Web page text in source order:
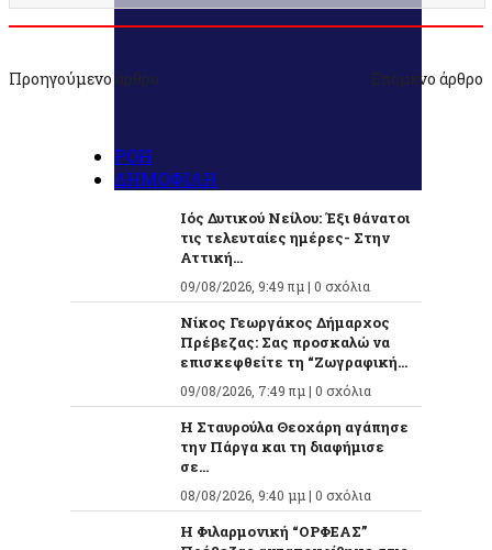
Προηγούμενο άρθρο Επόμενο άρθρο
ΡΟΗ
ΔΗΜΟΦΙΛΗ
Ιός Δυτικού Νείλου: Έξι θάνατοι
τις τελευταίες ημέρες- Στην
Αττική...
09/08/2026, 9:49 πμ | 0 σχόλια
Νίκος Γεωργάκος Δήμαρχος
Πρέβεζας: Σας προσκαλώ να
επισκεφθείτε τη “Ζωγραφική...
09/08/2026, 7:49 πμ | 0 σχόλια
Η Σταυρούλα Θεοχάρη αγάπησε
την Πάργα και τη διαφήμισε
σε...
08/08/2026, 9:40 μμ | 0 σχόλια
Η Φιλαρμονική “ΟΡΦΕΑΣ”